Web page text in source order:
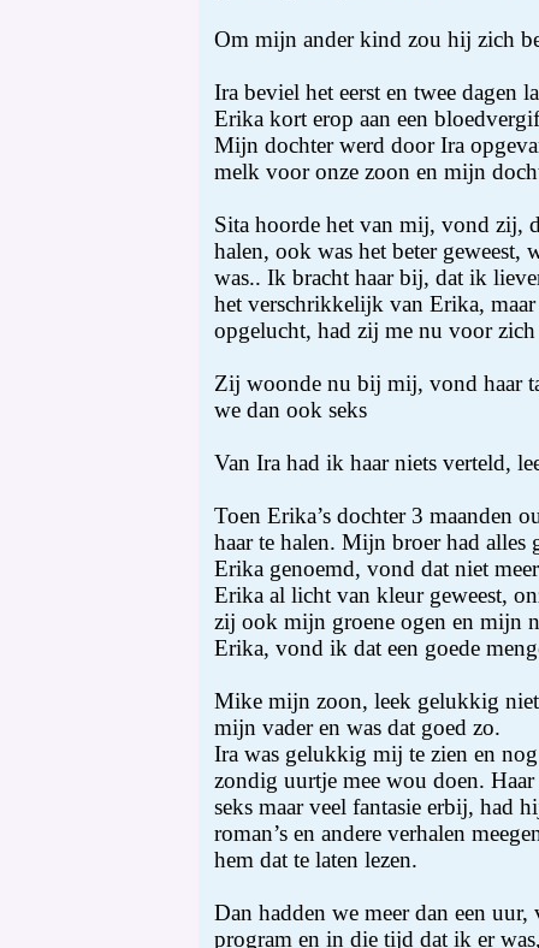
Om mijn ander kind zou hij zich
Ira beviel het eerst en twee dagen
Erika kort erop aan een
Mijn dochter werd door Ira
melk voor onze zoon en mijn
Sita hoorde het van mij, vond zij,
halen, ook was het beter geweest,
was.. Ik bracht haar bij, dat ik
het verschrikkelijk van Erika, maar
opgelucht, had zij me nu voor zich
Zij woonde nu bij mij, vond haar
we dan ook seks
Van Ira had ik haar niets verteld,
Toen Erika’s dochter 3 maanden
haar te halen. Mijn broer had alles
Erika genoemd, vond dat niet
Erika al licht van kleur geweest,
zij ook mijn groene ogen en mijn
Erika, vond ik dat een goede
Mike mijn zoon, leek gelukkig
mijn vader en was dat goed zo.
Ira was gelukkig mij te zien en
zondig uurtje mee wou doen.
seks maar veel fantasie erbij, had
roman’s en andere verhalen
hem dat te laten lezen.
Dan hadden we meer dan een uur,
program en in die tijd dat ik er